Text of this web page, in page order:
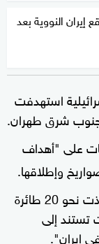
النووية بعد
استهدفت
شرق طهران.
على "أهداف
وإطلاقها.
وقال الجيش في بيان نُشر على تليغرام "نفذت نحو 20 طائرة
تستند إلى
إيران".